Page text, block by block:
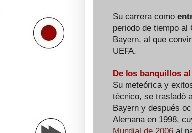
Su carrera como
periodo de tiempo al
Bayern, al que
UEFA.
De los banquillos
Su meteórica y
técnico, se trasladó
Bayern y después
Alemana en 1998,
Mundial de 2006 al